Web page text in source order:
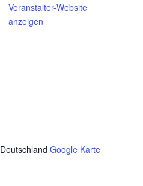
Deutschland Google Karte
Veranstalter-Website
anzeigen